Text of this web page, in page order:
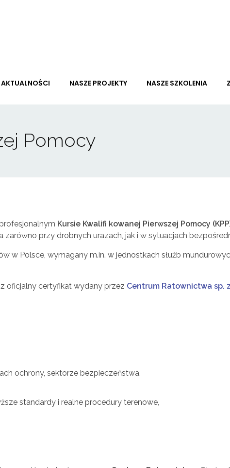
AKTUALNOŚCI NASZE PROJEKTY NASZE SZKOLENIA
Pomocy
Kursie Kwalifi kowanej Pierwszej Pomocy
przy drobnych urazach, jak i w sytuacjach
w Polsce, wymagany m.in. w jednostkach służb
oficjalny certyfikat wydany przez Centrum Ratownictwa sp.
ochrony, sektorze bezpieczeństwa,
standardy i realne procedury terenowe,